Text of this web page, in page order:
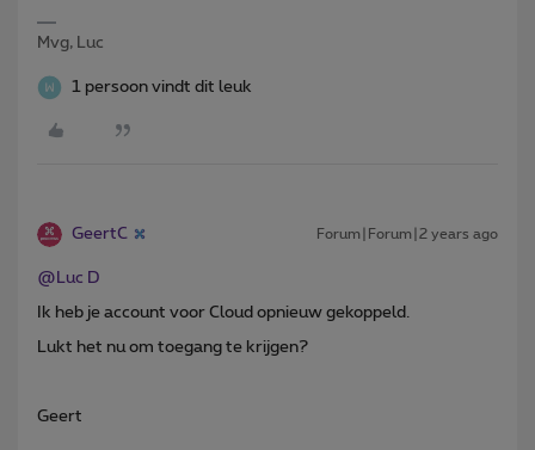
Mvg, Luc
1 persoon vindt dit leuk
GeertC Forum|Forum|2 years ago
@Luc D
Ik heb je account voor Cloud opnieuw gekoppeld.
Lukt het nu om toegang te krijgen?
Geert